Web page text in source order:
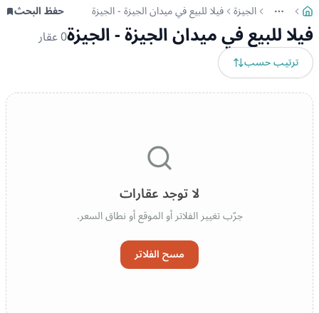
More
عرض المزيد من المسارات
الجيزة فيلا للبيع في ميدان الجيزة - الجيزة حفظ البحث
فيلا للبيع في ميدان الجيزة - الجيزة0عقار
ترتيب حسب
لا توجد عقارات
جرّب تغيير الفلاتر أو الموقع أو نطاق السعر.
مسح الفلاتر